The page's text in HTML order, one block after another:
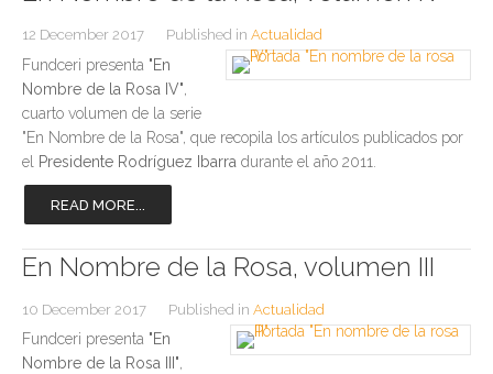
12 December 2017 Published in Actualidad
Fundceri presenta "En
Nombre de la Rosa IV"
cuarto volumen de la serie
"En Nombre de la Rosa", que recopila los artículos publicados por
el
Presidente Rodríguez Ibarra durante el año 2011.
READ MORE...
En Nombre de la Rosa, volumen III
10 December 2017 Published in Actualidad
Fundceri presenta "En
Nombre de la Rosa III",